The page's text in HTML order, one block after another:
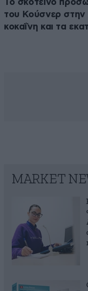
Το σκοτεινό
του Κούσνερ
κοκαΐνη και τα
MARKET